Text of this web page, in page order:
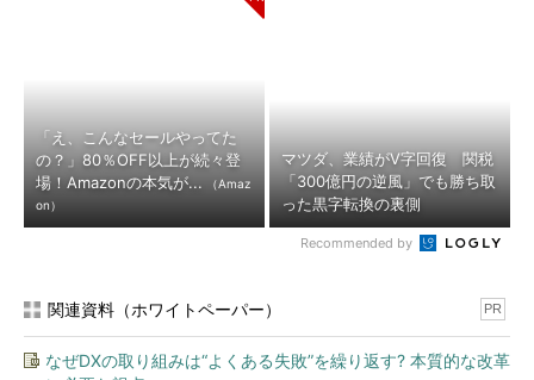
「え、こんなセールやってた
の？」80％OFF以上が続々登
場！Amazonの本気が...
（Amaz
on）
マツダ、業績がV字回復 関税
「300億円の逆風」でも勝ち取
った黒字転換の裏側
Recommended by
関連資料（ホワイトペーパー） PR
なぜDXの取り組みは“よくある失敗”を繰り返す? 本質的な改革